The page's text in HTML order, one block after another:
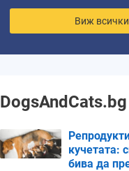
Виж
DogsAndCats.bg
кучетата:
бива да